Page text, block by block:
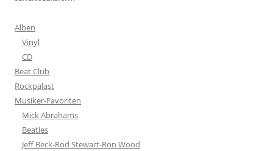
Alben
Vinyl
CD
Beat Club
Rockpalast
Musiker-Favoriten
Mick Abrahams
Beatles
Jeff Beck-Rod Stewart-Ron Wood